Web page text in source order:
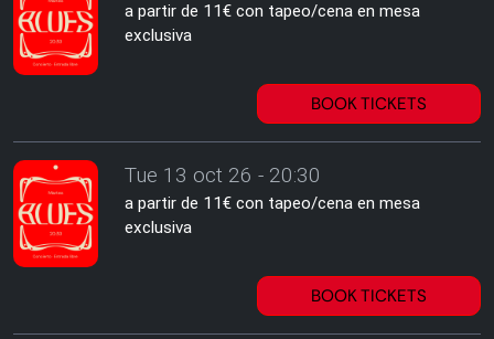
a partir de 11€ con tapeo/cena en mesa
exclusiva
BOOK TICKETS
Tue 13 oct 26 - 20:30
a partir de 11€ con tapeo/cena en mesa
exclusiva
BOOK TICKETS